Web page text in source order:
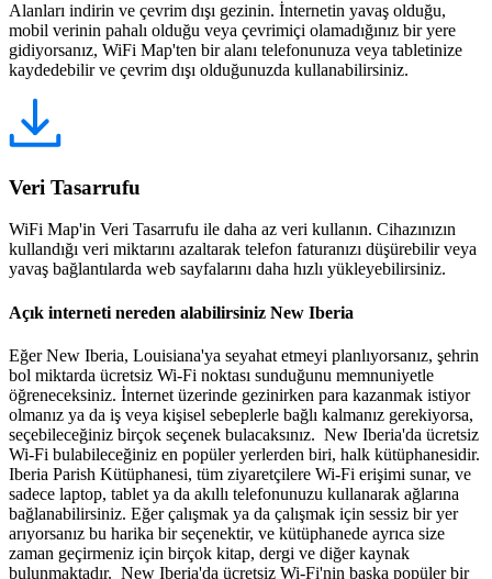
Alanları indirin ve çevrim dışı gezinin. İnternetin yavaş olduğu,
mobil verinin pahalı olduğu veya çevrimiçi olamadığınız bir yere
gidiyorsanız, WiFi Map'ten bir alanı telefonunuza veya tabletinize
kaydedebilir ve çevrim dışı olduğunuzda kullanabilirsiniz.
Veri Tasarrufu
WiFi Map'in Veri Tasarrufu ile daha az veri kullanın. Cihazınızın
kullandığı veri miktarını azaltarak telefon faturanızı düşürebilir veya
yavaş bağlantılarda web sayfalarını daha hızlı yükleyebilirsiniz.
Açık interneti nereden alabilirsiniz New Iberia
Eğer New Iberia, Louisiana'ya seyahat etmeyi planlıyorsanız, şehrin
bol miktarda ücretsiz Wi-Fi noktası sunduğunu memnuniyetle
öğreneceksiniz. İnternet üzerinde gezinirken para kazanmak istiyor
olmanız ya da iş veya kişisel sebeplerle bağlı kalmanız gerekiyorsa,
seçebileceğiniz birçok seçenek bulacaksınız. New Iberia'da ücretsiz
Wi-Fi bulabileceğiniz en popüler yerlerden biri, halk kütüphanesidir.
Iberia Parish Kütüphanesi, tüm ziyaretçilere Wi-Fi erişimi sunar, ve
sadece laptop, tablet ya da akıllı telefonunuzu kullanarak ağlarına
bağlanabilirsiniz. Eğer çalışmak ya da çalışmak için sessiz bir yer
arıyorsanız bu harika bir seçenektir, ve kütüphanede ayrıca size
zaman geçirmeniz için birçok kitap, dergi ve diğer kaynak
bulunmaktadır. New Iberia'da ücretsiz Wi-Fi'nin başka popüler bir